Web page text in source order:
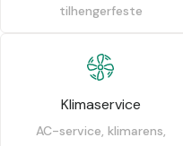
tilhengerfeste
Klimaservice
AC-service, klimarens,